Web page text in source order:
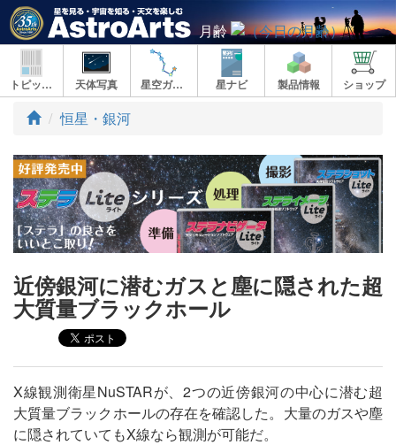
月齢
トピックス 天体写真 星空ガイド 星ナビ 製品情報 ショップ
ト
プ
恒星・銀河
近傍銀河に潜むガスと塵に隠された超
大質量ブラックホール
X線観測衛星NuSTARが、2つの近傍銀河の中心に潜む超
大質量ブラックホールの存在を確認した。大量のガスや塵
に隠されていてもX線なら観測が可能だ。